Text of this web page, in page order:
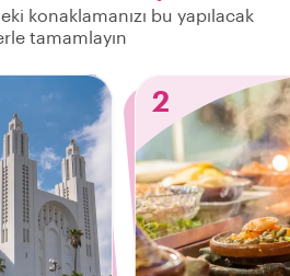
konaklamanızı bu yapılacak
tamamlayın
2